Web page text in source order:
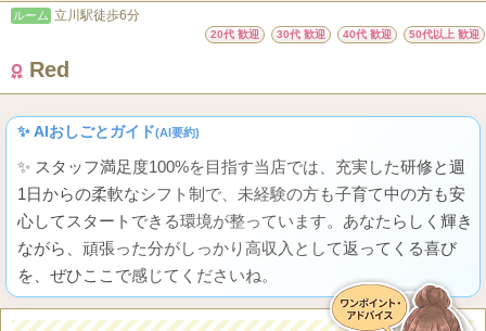
ルーム 立川駅徒歩6分
20代 歓迎 30代 歓迎 40代 歓迎 50代以上 歓迎
Red
✨ AIおしごとガイド(AI要約)
✨ スタッフ満足度100%を目指す当店では、充実した研修と週
1日からの柔軟なシフト制で、未経験の方も子育て中の方も安
心してスタートできる環境が整っています。あなたらしく輝き
ながら、頑張った分がしっかり高収入として返ってくる喜び
を、ぜひここで感じてくださいね。